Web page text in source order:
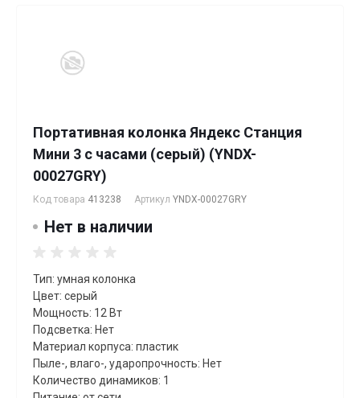
Портативная колонка Яндекс Станция
Мини 3 с часами (серый) (YNDX-
00027GRY)
Код товара 413238 Артикул YNDX-00027GRY
Нет в наличии
Тип: умная колонка
Цвет: серый
Мощность: 12 Вт
Подсветка: Нет
Материал корпуса: пластик
Пыле-, влаго-, ударопрочность: Нет
Количество динамиков: 1